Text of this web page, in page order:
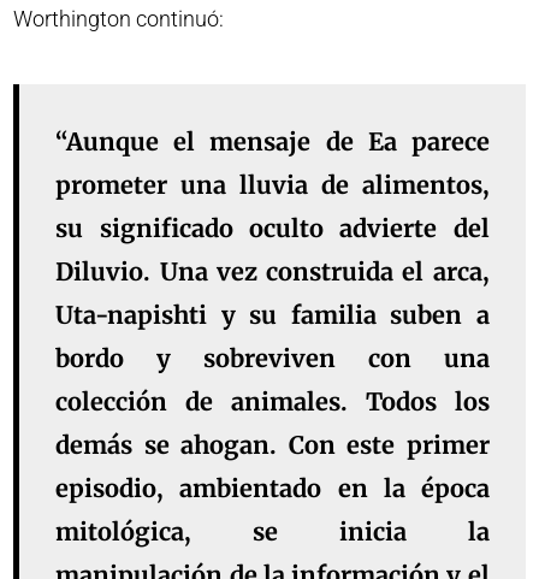
Worthington continuó:
“Aunque el mensaje de Ea parece
prometer una lluvia de alimentos,
su significado oculto advierte del
Diluvio. Una vez construida el arca,
Uta-napishti y su familia suben a
bordo y sobreviven con una
colección de animales. Todos los
demás se ahogan. Con este primer
episodio, ambientado en la época
mitológica, se inicia la